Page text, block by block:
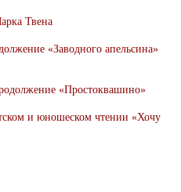
Твена
«Заводного апельсина»
«Простоквашино»
и юношеском чтении «Хочу